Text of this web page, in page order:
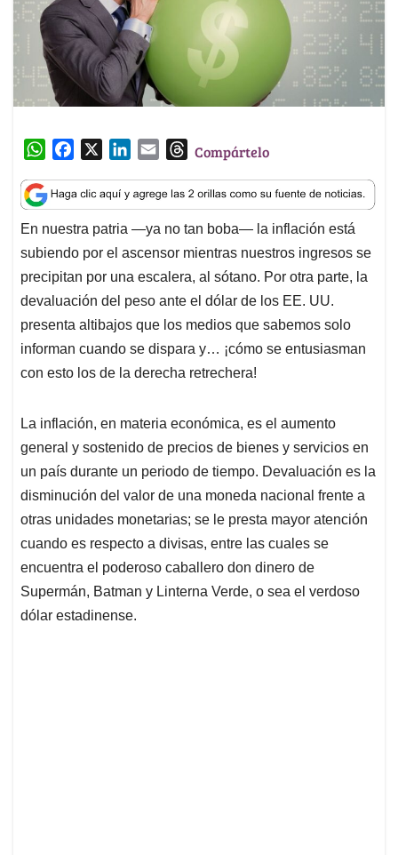
W
a
t
s
A
p
p
c
e
b
o
o
k
n
k
e
d
I
n
a
i
l
T
r
e
a
d
s
Compártelo
En nuestra patria ―ya no tan boba― la inflación está
subiendo por el ascensor mientras nuestros ingresos se
precipitan por una escalera, al sótano. Por otra parte, la
devaluación del peso ante el dólar de los EE. UU.
presenta altibajos que los medios que sabemos solo
informan cuando se dispara y… ¡cómo se entusiasman
con esto los de la derecha retrechera!
La inflación, en materia económica, es el aumento
general y sostenido de precios de bienes y servicios en
un país durante un periodo de tiempo. Devaluación es la
disminución del valor de una moneda nacional frente a
otras unidades monetarias; se le presta mayor atención
cuando es respecto a divisas, entre las cuales se
encuentra el poderoso caballero don dinero de
Supermán, Batman y Linterna Verde, o sea el verdoso
dólar estadinense.